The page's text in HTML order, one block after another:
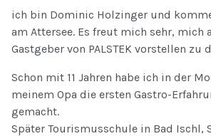
ich bin Dominic Holzinger und
am Attersee. Es freut mich sehr, mich
Gastgeber von PALSTEK vorstellen zu
Schon mit 11 Jahren habe ich in der
meinem Opa die ersten Gastro-
gemacht.
Später Tourismusschule in Bad Ischl,